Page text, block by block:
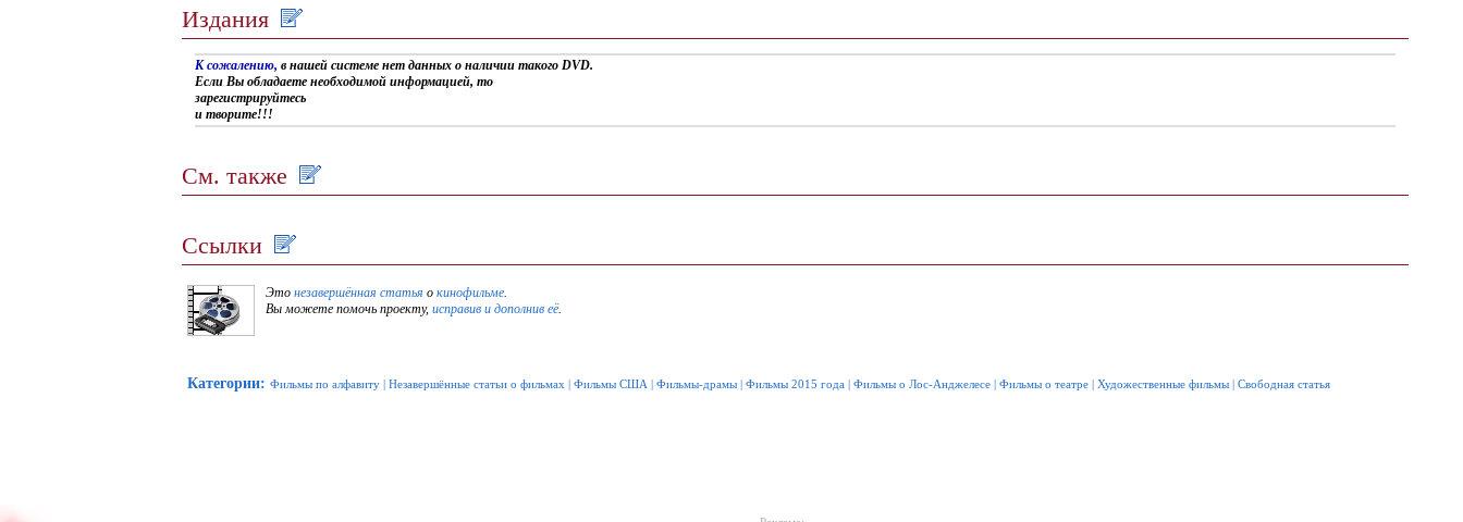
Издания
К сожалению, в нашей системе нет данных о наличии такого DVD.
Если Вы обладаете необходимой информацией, то
зарегистрируйтесь
и творите!!!
См. также
Ссылки
Это незавершённая статья о кинофильме.
Вы можете помочь проекту, исправив и дополнив её.
Категории: Фильмы по алфавиту | Незавершённые статьи о фильмах | Фильмы США | Фильмы-драмы | Фильмы 2015 года | Фильмы о Лос-Анджелесе | Фильмы о театре | Художественные фильмы | Свободная статья